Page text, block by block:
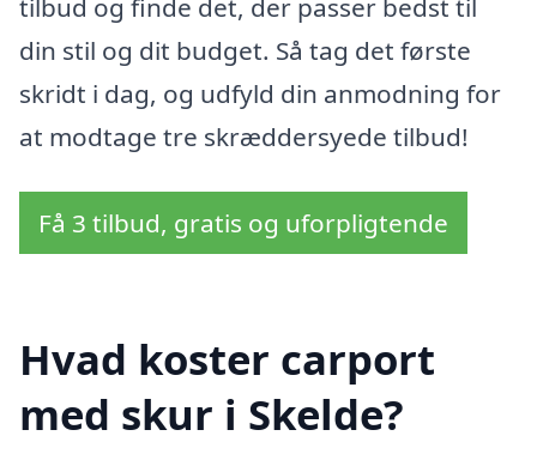
tilbud og finde det, der passer bedst til
din stil og dit budget. Så tag det første
skridt i dag, og udfyld din anmodning for
at modtage tre skræddersyede tilbud!
Få 3 tilbud, gratis og uforpligtende
Hvad koster carport
med skur i Skelde?